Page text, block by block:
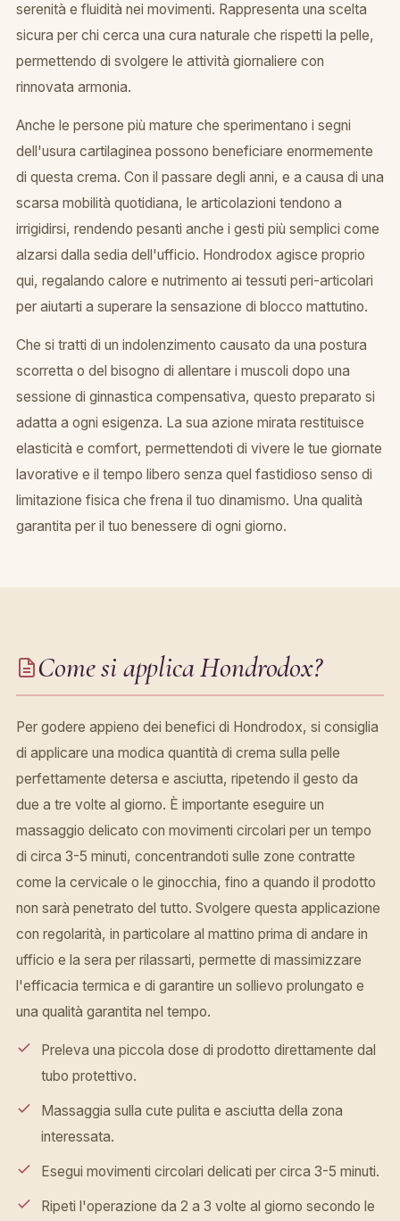
serenità e fluidità nei movimenti. Rappresenta una scelta
sicura per chi cerca una cura naturale che rispetti la pelle,
permettendo di svolgere le attività giornaliere con
rinnovata armonia.
Anche le persone più mature che sperimentano i segni
dell'usura cartilaginea possono beneficiare enormemente
di questa crema. Con il passare degli anni, e a causa di una
scarsa mobilità quotidiana, le articolazioni tendono a
irrigidirsi, rendendo pesanti anche i gesti più semplici come
alzarsi dalla sedia dell'ufficio. Hondrodox agisce proprio
qui, regalando calore e nutrimento ai tessuti peri-articolari
per aiutarti a superare la sensazione di blocco mattutino.
Che si tratti di un indolenzimento causato da una postura
scorretta o del bisogno di allentare i muscoli dopo una
sessione di ginnastica compensativa, questo preparato si
adatta a ogni esigenza. La sua azione mirata restituisce
elasticità e comfort, permettendoti di vivere le tue giornate
lavorative e il tempo libero senza quel fastidioso senso di
limitazione fisica che frena il tuo dinamismo. Una qualità
garantita per il tuo benessere di ogni giorno.
Come si applica Hondrodox?
Per godere appieno dei benefici di Hondrodox, si consiglia
di applicare una modica quantità di crema sulla pelle
perfettamente detersa e asciutta, ripetendo il gesto da
due a tre volte al giorno. È importante eseguire un
massaggio delicato con movimenti circolari per un tempo
di circa 3-5 minuti, concentrandoti sulle zone contratte
come la cervicale o le ginocchia, fino a quando il prodotto
non sarà penetrato del tutto. Svolgere questa applicazione
con regolarità, in particolare al mattino prima di andare in
ufficio e la sera per rilassarti, permette di massimizzare
l'efficacia termica e di garantire un sollievo prolungato e
una qualità garantita nel tempo.
Preleva una piccola dose di prodotto direttamente dal
tubo protettivo.
Massaggia sulla cute pulita e asciutta della zona
interessata.
Esegui movimenti circolari delicati per circa 3-5 minuti.
Ripeti l'operazione da 2 a 3 volte al giorno secondo le